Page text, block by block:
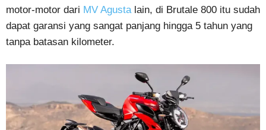
motor-motor dari MV Agusta lain, di Brutale 800 itu sudah
dapat garansi yang sangat panjang hingga 5 tahun yang
tanpa batasan kilometer.